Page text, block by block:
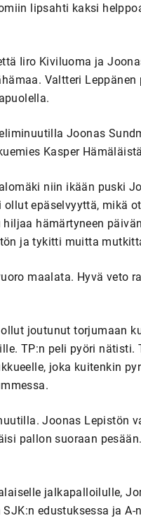
lipsahti kaksi
Iiro Kiviluoma ja
Valtteri Leppänen
Joonas
Kasper
niin ikään puski
epäselvyyttä, mikä
hämärtyneen
ja tykitti muitta
maalata. Hyvä veto
joutunut torjumaan
TP:n peli pyöri nätisti.
joka kuitenkin
Joonas Lepistön
pallon suoraan
jalkapalloilulle,
edustuksessa ja